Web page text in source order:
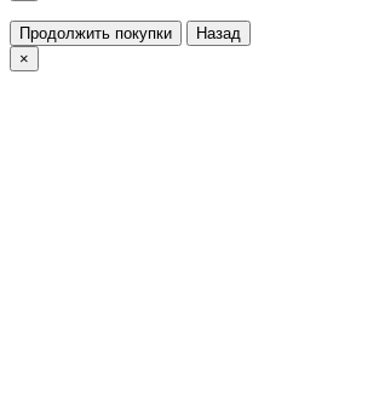
Продолжить покупки
Назад
×